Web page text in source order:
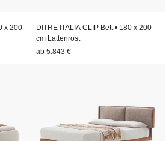
x 200
DITRE ITALIA CLIP Bett • 180 x 200
cm Lattenrost
ab 5.843 €